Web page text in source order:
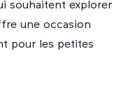
souhaitent explorer
une occasion
pour les petites